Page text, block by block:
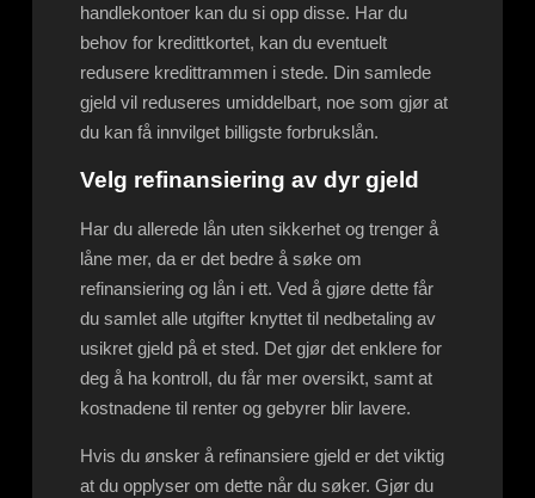
handlekontoer kan du si opp disse. Har du
behov for kredittkortet, kan du eventuelt
redusere kredittrammen i stede. Din samlede
gjeld vil reduseres umiddelbart, noe som gjør at
du kan få innvilget billigste forbrukslån.
Velg refinansiering av dyr gjeld
Har du allerede lån uten sikkerhet og trenger å
låne mer, da er det bedre å søke om
refinansiering og lån i ett. Ved å gjøre dette får
du samlet alle utgifter knyttet til nedbetaling av
usikret gjeld på et sted. Det gjør det enklere for
deg å ha kontroll, du får mer oversikt, samt at
kostnadene til renter og gebyrer blir lavere.
Hvis du ønsker å refinansiere gjeld er det viktig
at du opplyser om dette når du søker. Gjør du